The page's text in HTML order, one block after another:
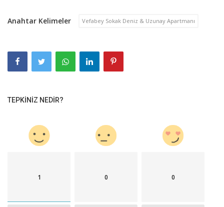
Anahtar Kelimeler Vefabey Sokak Deniz & Uzunay Apartmanı
TEPKINIZ NEDIR?
1 0 0